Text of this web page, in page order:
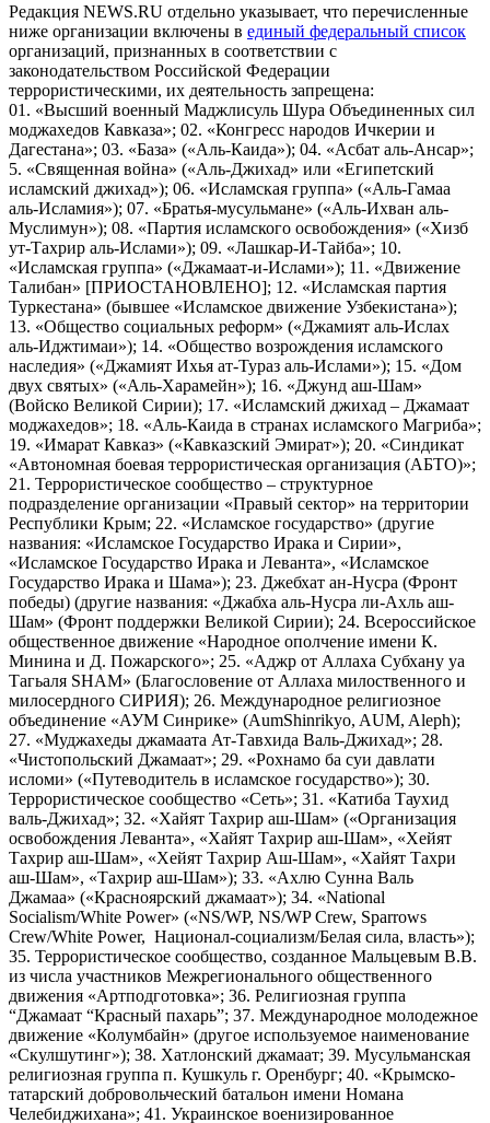
Редакция NEWS.RU отдельно указывает, что перечисленные
ниже организации включены в единый федеральный список
организаций, признанных в соответствии с
законодательством Российской Федерации
террористическими, их деятельность запрещена:
01. «Высший военный Маджлисуль Шура Объединенных сил
моджахедов Кавказа»; 02. «Конгресс народов Ичкерии и
Дагестана»; 03. «База» («Аль-Каида»); 04. «Асбат аль-Ансар»;
5. «Священная война» («Аль-Джихад» или «Египетский
исламский джихад»); 06. «Исламская группа» («Аль-Гамаа
аль-Исламия»); 07. «Братья-мусульмане» («Аль-Ихван аль-
Муслимун»); 08. «Партия исламского освобождения» («Хизб
ут-Тахрир аль-Ислами»); 09. «Лашкар-И-Тайба»; 10.
«Исламская группа» («Джамаат-и-Ислами»); 11. «Движение
Талибан» [ПРИОСТАНОВЛЕНО]; 12. «Исламская партия
Туркестана» (бывшее «Исламское движение Узбекистана»);
13. «Общество социальных реформ» («Джамият аль-Ислах
аль-Иджтимаи»); 14. «Общество возрождения исламского
наследия» («Джамият Ихья ат-Тураз аль-Ислами»); 15. «Дом
двух святых» («Аль-Харамейн»); 16. «Джунд аш-Шам»
(Войско Великой Сирии); 17. «Исламский джихад – Джамаат
моджахедов»; 18. «Аль-Каида в странах исламского Магриба»;
19. «Имарат Кавказ» («Кавказский Эмират»); 20. «Синдикат
«Автономная боевая террористическая организация (АБТО)»;
21. Террористическое сообщество – структурное
подразделение организации «Правый сектор» на территории
Республики Крым; 22. «Исламское государство» (другие
названия: «Исламское Государство Ирака и Сирии»,
«Исламское Государство Ирака и Леванта», «Исламское
Государство Ирака и Шама»); 23. Джебхат ан-Нусра (Фронт
победы) (другие названия: «Джабха аль-Нусра ли-Ахль аш-
Шам» (Фронт поддержки Великой Сирии); 24. Всероссийское
общественное движение «Народное ополчение имени К.
Минина и Д. Пожарского»; 25. «Аджр от Аллаха Субхану уа
Тагьаля SHAM» (Благословение от Аллаха милоственного и
милосердного СИРИЯ); 26. Международное религиозное
объединение «АУМ Синрике» (AumShinrikyo, AUM, Aleph);
27. «Муджахеды джамаата Ат-Тавхида Валь-Джихад»; 28.
«Чистопольский Джамаат»; 29. «Рохнамо ба суи давлати
исломи» («Путеводитель в исламское государство»); 30.
Террористическое сообщество «Сеть»; 31. «Катиба Таухид
валь-Джихад»; 32. «Хайят Тахрир аш-Шам» («Организация
освобождения Леванта», «Хайят Тахрир аш-Шам», «Хейят
Тахрир аш-Шам», «Хейят Тахрир Аш-Шам», «Хайят Тахри
аш-Шам», «Тахрир аш-Шам»); 33. «Ахлю Сунна Валь
Джамаа» («Красноярский джамаат»); 34. «National
Socialism/White Power» («NS/WP, NS/WP Crew, Sparrows
Crew/White Power, Национал-социализм/Белая сила, власть»);
35. Террористическое сообщество, созданное Мальцевым В.В.
из числа участников Межрегионального общественного
движения «Артподготовка»; 36. Религиозная группа
“Джамаат “Красный пахарь”; 37. Международное молодежное
движение «Колумбайн» (другое используемое наименование
«Скулшутинг»); 38. Хатлонский джамаат; 39. Мусульманская
религиозная группа п. Кушкуль г. Оренбург; 40. «Крымско-
татарский добровольческий батальон имени Номана
Челебиджихана»; 41. Украинское военизированное